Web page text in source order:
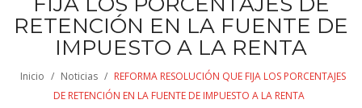
RETENCIÓN EN LA FUENTE DE
IMPUESTO A LA RENTA
Inicio / Noticias / REFORMA RESOLUCIÓN QUE FIJA LOS PORCENTAJES
DE RETENCIÓN EN LA FUENTE DE IMPUESTO A LA RENTA